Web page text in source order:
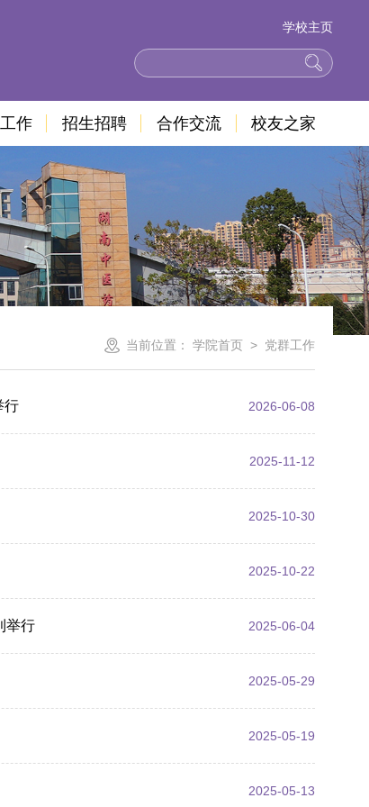
学校主页
作 招生招聘 合作交流 校友之家
当前位置： 学院首页> 党群工作
行 2026-06-08
2025-11-12
2025-10-30
2025-10-22
举行 2025-06-04
2025-05-29
2025-05-19
2025-05-13